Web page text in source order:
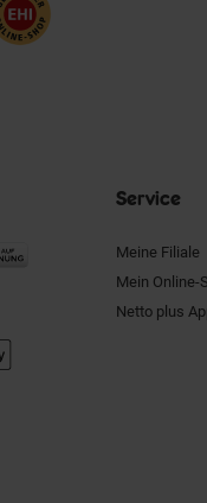
Service
Meine Filiale
Mein Online-
Netto plus